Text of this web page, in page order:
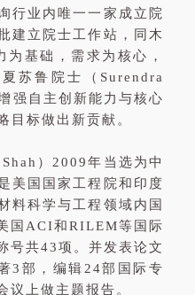
行业内唯一一家成立院
建立院士工作站，同木
为基础，需求为核心，
苏鲁院士（ Surendra
强自主创新能力与核心
目标做出新贡献。
）2009年当选为中
美国国家工程院和印度
料科学与工程领域内国
国ACI和RILEM等国际
号共43项。并发表论文
3部，编辑24部国际专
议上做主题报告。